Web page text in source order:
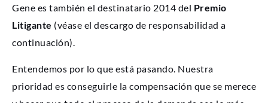
Gene es también el destinatario 2014 del Premio
Litigante (véase el descargo de responsabilidad a
continuación).
Entendemos por lo que está pasando. Nuestra
prioridad es conseguirle la compensación que se merece